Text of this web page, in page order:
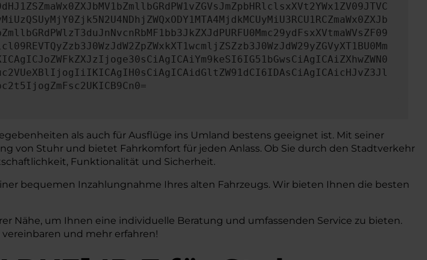
als auch für Ausflüge ins Umland bestens geeignet ist. Mit seiner
von Stuhr und bietet Fahrkomfort für jeden Anlass. Ob Sie durch den Stadtverkehr
Funktionalität und Sicherheit.
bequemen Inzahlungnahme Ihres alten Fahrzeugs. Wir bieten Ihnen die besten
Nähe, um Ihnen eine individuelle Beratung und umfassenden Service zu bieten.
vereinbaren und mehr erfahren!